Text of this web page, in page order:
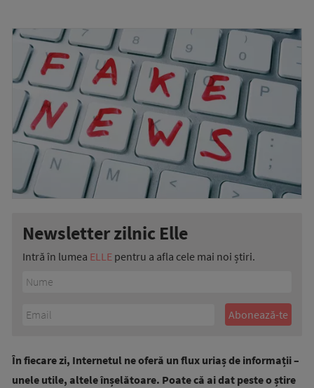
Newsletter zilnic Elle
Intră în lumea ELLE pentru a afla cele mai noi știri.
În fiecare zi, Internetul ne oferă un flux uriaș de informații –
unele utile, altele înșelătoare. Poate că ai dat peste o știre